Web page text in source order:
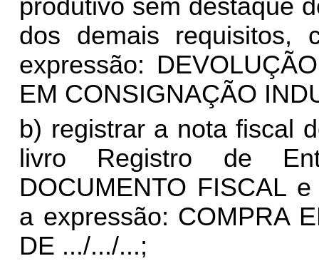
produtivo sem destaque
dos demais requisitos,
expressão:
EM CONSIGNAÇÃO
b) registrar a nota fiscal
livro Registro de
DOCUMENTO FISCAL
a expressão: COMPRA
DE .../.../...;